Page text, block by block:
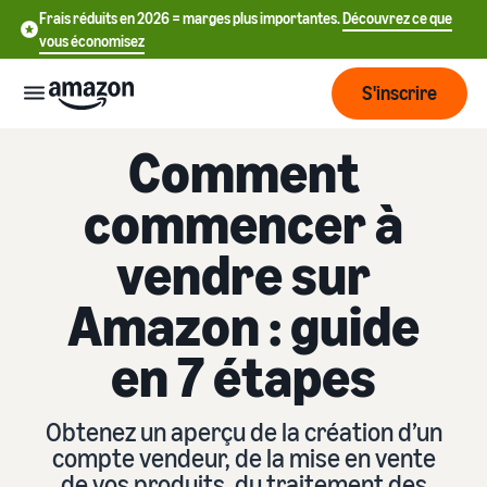
Frais réduits en 2026 = marges plus importantes.Découvrez ce que
vous économisez
Commencer
Commencez
sur Amazon
Introduction à la vente
Comment devenir un
vendeur Amazon
Créez votre compte
vendeur
Expédier
d'ensemble
logistique
Expédié par Amazon
Externalisez la gestion des
Grandir
clients
Tarification
Connaître
Apprendre
S'inscrire
Comment
commencer à
vendre sur
Amazon : guide
en 7 étapes
Obtenez un aperçu de la création d’un
compte vendeur, de la mise en vente